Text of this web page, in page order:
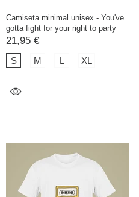
Camiseta minimal unisex - You've
gotta fight for your right to party
21,95 €
S M L XL